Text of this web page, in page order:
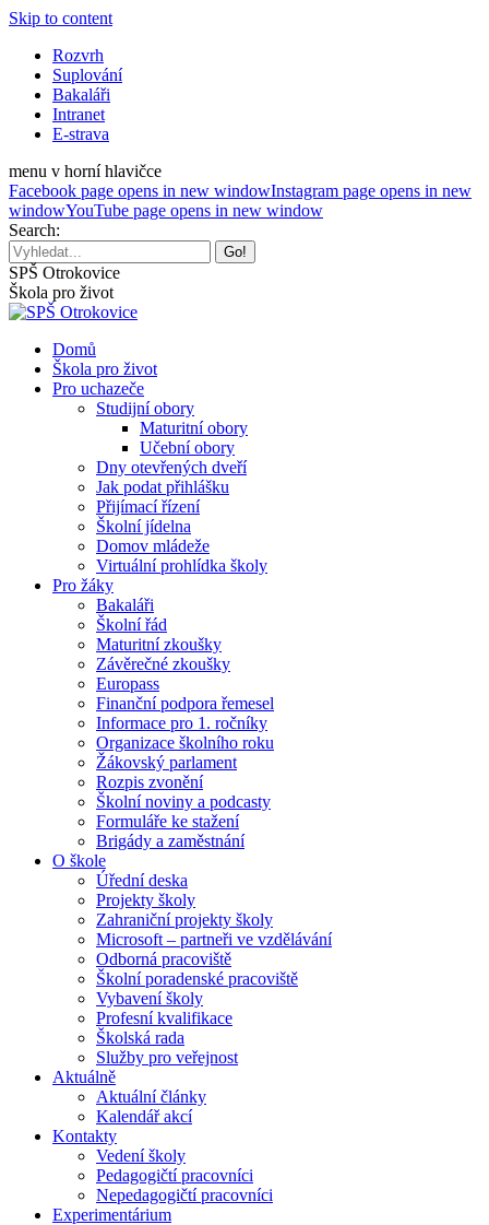
Skip to content
Rozvrh
Suplování
Bakaláři
Intranet
E-strava
menu v horní hlavičce
Facebook page opens in new windowInstagram page opens in new
windowYouTube page opens in new window
Search:
SPŠ Otrokovice
Škola pro život
Domů
Škola pro život
Pro uchazeče
Studijní obory
Maturitní obory
Učební obory
Dny otevřených dveří
Jak podat přihlášku
Přijímací řízení
Školní jídelna
Domov mládeže
Virtuální prohlídka školy
Pro žáky
Bakaláři
Školní řád
Maturitní zkoušky
Závěrečné zkoušky
Europass
Finanční podpora řemesel
Informace pro 1. ročníky
Organizace školního roku
Žákovský parlament
Rozpis zvonění
Školní noviny a podcasty
Formuláře ke stažení
Brigády a zaměstnání
O škole
Úřední deska
Projekty školy
Zahraniční projekty školy
Microsoft – partneři ve vzdělávání
Odborná pracoviště
Školní poradenské pracoviště
Vybavení školy
Profesní kvalifikace
Školská rada
Služby pro veřejnost
Aktuálně
Aktuální články
Kalendář akcí
Kontakty
Vedení školy
Pedagogičtí pracovníci
Nepedagogičtí pracovníci
Experimentárium